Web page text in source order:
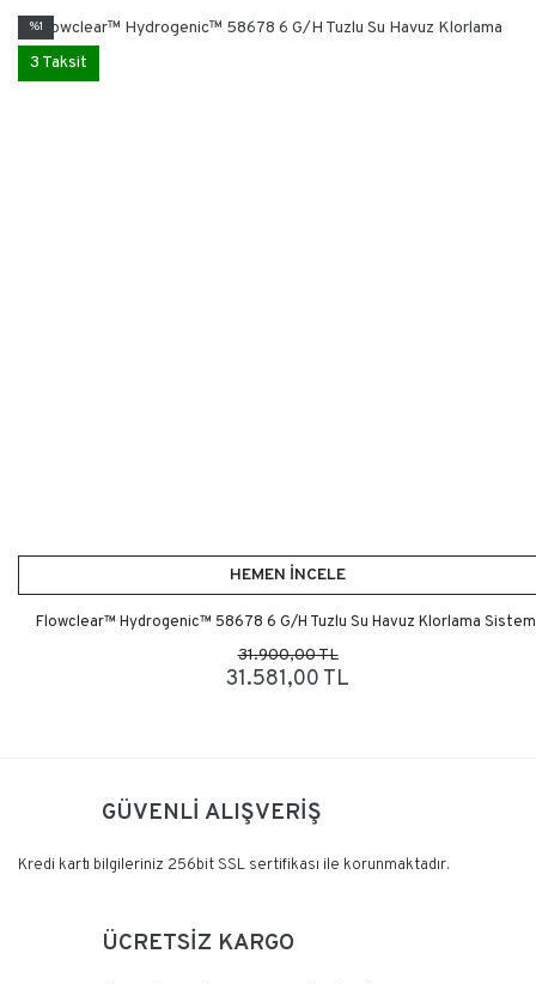
%1
3 Taksit
HEMEN İNCELE
Flowclear™ Hydrogenic™ 58678 6 G/H Tuzlu Su Havuz Klorlama
31.900,00 TL
31.581,00 TL
GÜVENLİ ALIŞVERİŞ
Kredi kartı bilgileriniz 256bit SSL sertifikası ile korunmaktadır.
ÜCRETSİZ KARGO